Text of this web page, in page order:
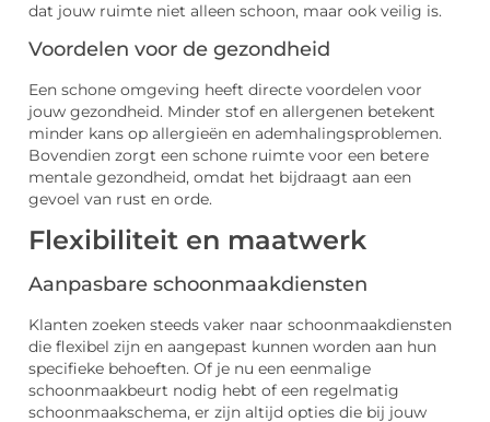
dat jouw ruimte niet alleen schoon, maar ook veilig is.
Voordelen voor de gezondheid
Een schone omgeving heeft directe voordelen voor
jouw gezondheid. Minder stof en allergenen betekent
minder kans op allergieën en ademhalingsproblemen.
Bovendien zorgt een schone ruimte voor een betere
mentale gezondheid, omdat het bijdraagt aan een
gevoel van rust en orde.
Flexibiliteit en maatwerk
Aanpasbare schoonmaakdiensten
Klanten zoeken steeds vaker naar schoonmaakdiensten
die flexibel zijn en aangepast kunnen worden aan hun
specifieke behoeften. Of je nu een eenmalige
schoonmaakbeurt nodig hebt of een regelmatig
schoonmaakschema, er zijn altijd opties die bij jouw